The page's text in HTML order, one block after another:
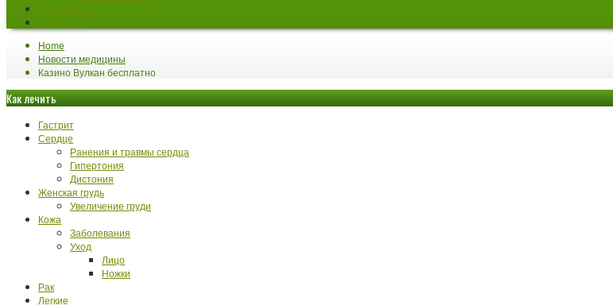
Что такое...?
Почему...?
Home
Новости медицины
Казино Вулкан бесплатно
Как лечить
Гастрит
Сердце
Ранения и травмы сердца
Гипертония
Дистония
Женская грудь
Увеличение груди
Кожа
Заболевания
Уход
Лицо
Ножки
Рак
Легкие